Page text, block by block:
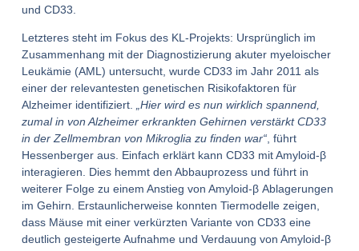
und CD33.
Letzteres steht im Fokus des KL-Projekts: Ursprünglich im
Zusammenhang mit der Diagnostizierung akuter myeloischer
Leukämie (AML) untersucht, wurde CD33 im Jahr 2011 als
einer der relevantesten genetischen Risikofaktoren für
Alzheimer identifiziert.
„Hier wird es nun wirklich spannend,
zumal in von Alzheimer erkrankten Gehirnen verstärkt CD33
in der Zellmembran von Mikroglia zu finden war“, führt
Hessenberger aus. Einfach erklärt kann CD33 mit Amyloid-β
interagieren. Dies hemmt den Abbauprozess und führt in
weiterer Folge zu einem Anstieg von Amyloid-β Ablagerungen
im Gehirn. Erstaunlicherweise konnten Tiermodelle zeigen,
dass Mäuse mit einer verkürzten Variante von CD33 eine
deutlich gesteigerte Aufnahme und Verdauung von Amyloid-β